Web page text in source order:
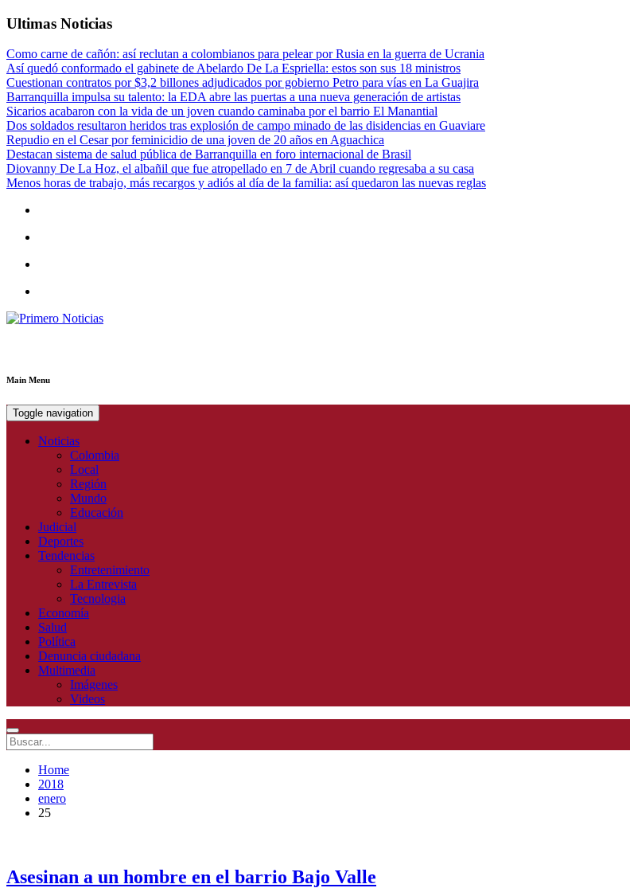
Ultimas Noticias
Como carne de cañón: así reclutan a colombianos para pelear por Rusia en la guerra de Ucrania
Así quedó conformado el gabinete de Abelardo De La Espriella: estos son sus 18 ministros
Cuestionan contratos por $3,2 billones adjudicados por gobierno Petro para vías en La Guajira
Barranquilla impulsa su talento: la EDA abre las puertas a una nueva generación de artistas
Sicarios acabaron con la vida de un joven cuando caminaba por el barrio El Manantial
Dos soldados resultaron heridos tras explosión de campo minado de las disidencias en Guaviare
Repudio en el Cesar por feminicidio de una joven de 20 años en Aguachica
Destacan sistema de salud pública de Barranquilla en foro internacional de Brasil
Diovanny De La Hoz, el albañil que fue atropellado en 7 de Abril cuando regresaba a su casa
Menos horas de trabajo, más recargos y adiós al día de la familia: así quedaron las nuevas reglas
Main Menu
Toggle navigation
Noticias
Colombia
Local
Región
Mundo
Educación
Judicial
Deportes
Tendencias
Entretenimiento
La Entrevista
Tecnologia
Economía
Salud
Política
Denuncia ciudadana
Multimedia
Imágenes
Videos
Home
2018
enero
25
Asesinan a un hombre en el barrio Bajo Valle